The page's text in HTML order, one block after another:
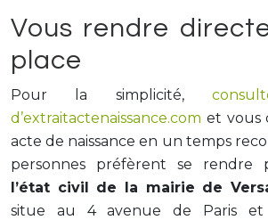
Vous rendre
place
Pour la simplicité,
d’extraitactenaissance.com et vous
acte de naissance en un temps
personnes préfèrent se rendre
l’état civil de la mairie de
situe au 4 avenue de Paris et